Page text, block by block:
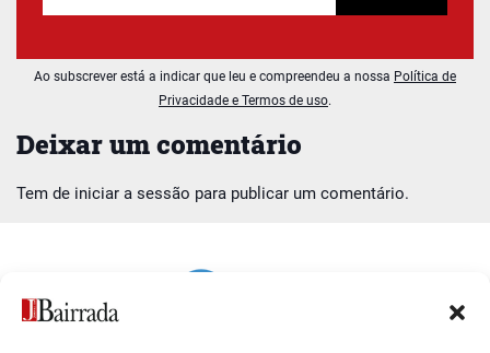
Deixar um comentário
Tem de iniciar a sessão para publicar um comentário.
Ao subscrever está a indicar que leu e compreendeu a nossa Política de
Privacidade e Termos de uso.